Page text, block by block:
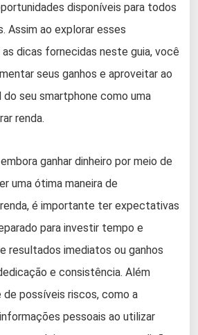
disponíveis para todos
Assim ao explorar esses
dicas fornecidas neste guia, você
seus ganhos e aproveitar ao
seu smartphone como uma
renda.
ganhar dinheiro por meio de
uma ótima maneira de
é importante ter expectativas
para investir tempo e
resultados imediatos ou ganhos
e consistência. Além
possíveis riscos, como a
pessoais ao utilizar